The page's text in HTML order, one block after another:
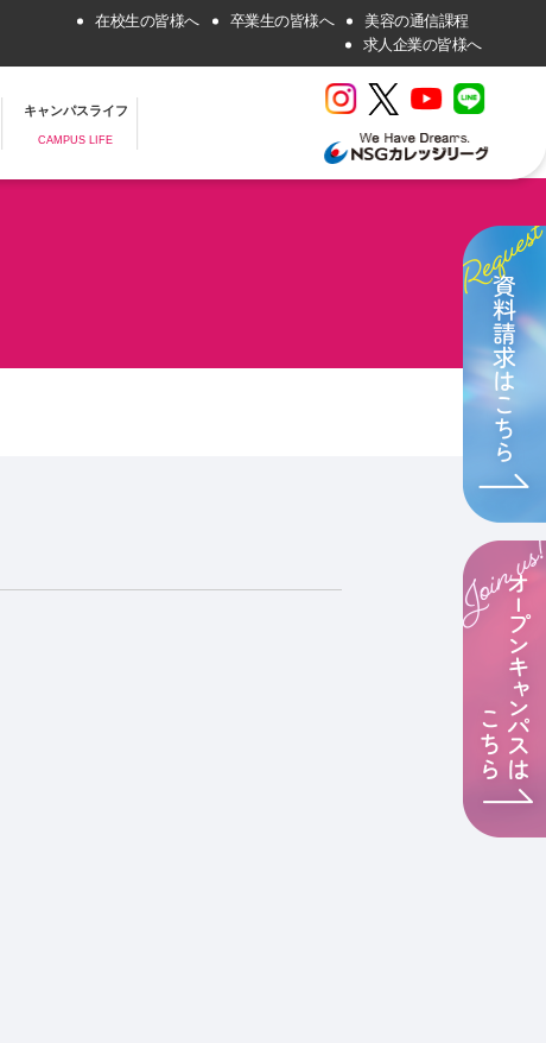
在校生の皆様へ 卒業生の皆様へ
美容の通信課程
求人企業の皆様へ
キャンパスライフ
CAMPUS LIFE